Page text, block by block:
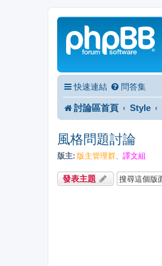
快速連結 問答集
討論區首頁 Style
風格問題討論
版主: 版主管理群 譯文組
發表主題